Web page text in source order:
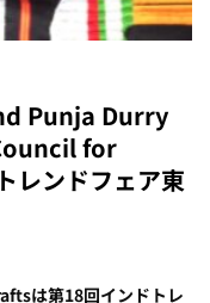
Punja Durry
for
レンドフェア東
は第18回インドトレ